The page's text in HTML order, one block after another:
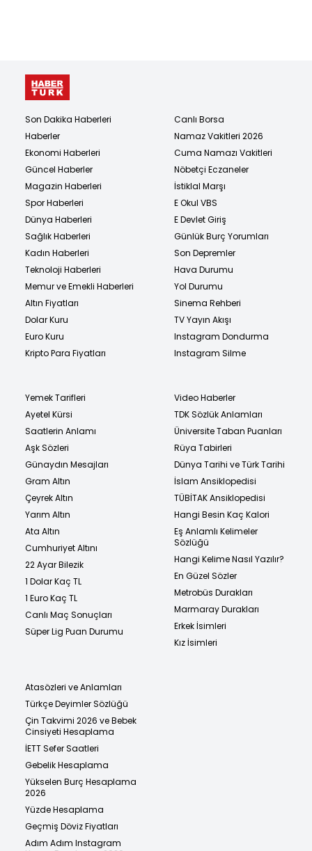
Son Dakika Haberleri
Haberler
Ekonomi Haberleri
Güncel Haberler
Magazin Haberleri
Spor Haberleri
Dünya Haberleri
Sağlık Haberleri
Kadın Haberleri
Teknoloji Haberleri
Memur ve Emekli Haberleri
Altın Fiyatları
Dolar Kuru
Euro Kuru
Kripto Para Fiyatları
Canlı Borsa
Namaz Vakitleri 2026
Cuma Namazı Vakitleri
Nöbetçi Eczaneler
İstiklal Marşı
E Okul VBS
E Devlet Giriş
Günlük Burç Yorumları
Son Depremler
Hava Durumu
Yol Durumu
Sinema Rehberi
TV Yayın Akışı
Instagram Dondurma
Instagram Silme
Yemek Tarifleri
Ayetel Kürsi
Saatlerin Anlamı
Aşk Sözleri
Günaydın Mesajları
Gram Altın
Çeyrek Altın
Yarım Altın
Ata Altın
Cumhuriyet Altını
22 Ayar Bilezik
1 Dolar Kaç TL
1 Euro Kaç TL
Canlı Maç Sonuçları
Süper Lig Puan Durumu
Video Haberler
TDK Sözlük Anlamları
Üniversite Taban Puanları
Rüya Tabirleri
Dünya Tarihi ve Türk Tarihi
İslam Ansiklopedisi
TÜBİTAK Ansiklopedisi
Hangi Besin Kaç Kalori
Eş Anlamlı Kelimeler
Sözlüğü
Hangi Kelime Nasıl Yazılır?
En Güzel Sözler
Metrobüs Durakları
Marmaray Durakları
Erkek İsimleri
Kız İsimleri
Atasözleri ve Anlamları
Türkçe Deyimler Sözlüğü
Çin Takvimi 2026 ve Bebek
Cinsiyeti Hesaplama
İETT Sefer Saatleri
Gebelik Hesaplama
Yükselen Burç Hesaplama
2026
Yüzde Hesaplama
Geçmiş Döviz Fiyatları
Adım Adım Instagram